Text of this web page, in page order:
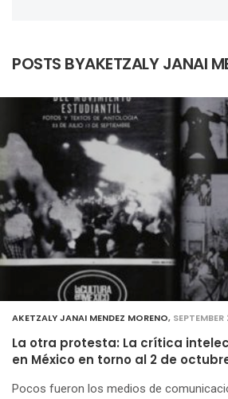
POSTS BYAKETZALY JANAI
AKETZALY JANAI MENDEZ MORENO,
La otra protesta: La crítica
en México en torno al 2 de
Pocos fueron los medios de